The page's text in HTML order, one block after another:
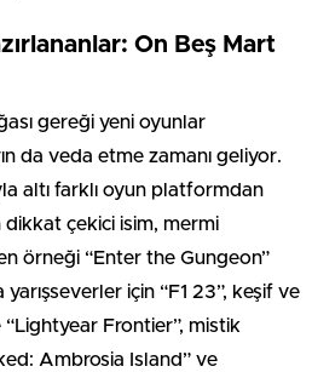
On Beş Mart
gereği yeni oyunlar
da veda etme zamanı geliyor.
altı farklı oyun platformdan
dikkat çekici isim, mermi
örneği “Enter the Gungeon”
yarışseverler için “F1 23”, keşif ve
Frontier”, mistik
Ambrosia Island” ve